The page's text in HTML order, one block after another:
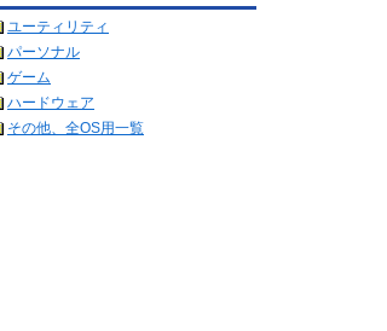
ユーティリティ
パーソナル
ゲーム
ハードウェア
その他、全OS用一覧